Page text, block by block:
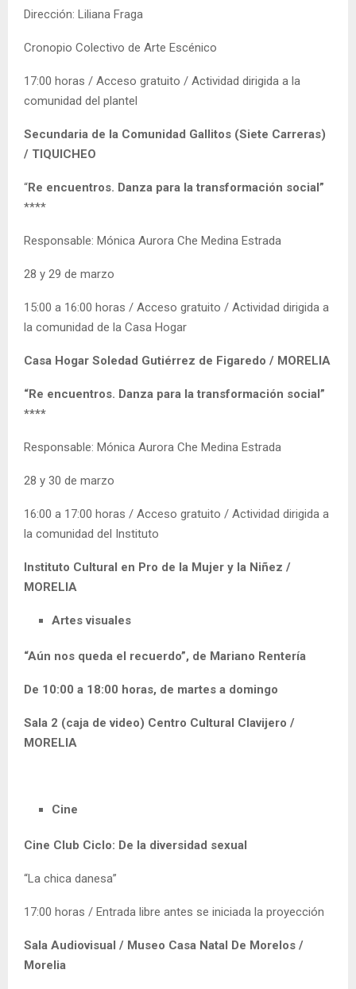
Dirección: Liliana Fraga
Cronopio Colectivo de Arte Escénico
17:00 horas / Acceso gratuito / Actividad dirigida a la
comunidad del plantel
Secundaria de la Comunidad Gallitos (Siete Carreras)
/ TIQUICHEO
“Re encuentros. Danza para la transformación social”
****
Responsable: Mónica Aurora Che Medina Estrada
28 y 29 de marzo
15:00 a 16:00 horas / Acceso gratuito / Actividad dirigida a
la comunidad de la Casa Hogar
Casa Hogar Soledad Gutiérrez de Figaredo / MORELIA
“Re encuentros. Danza para la transformación social”
****
Responsable: Mónica Aurora Che Medina Estrada
28 y 30 de marzo
16:00 a 17:00 horas / Acceso gratuito / Actividad dirigida a
la comunidad del Instituto
Instituto Cultural en Pro de la Mujer y la Niñez /
MORELIA
Artes visuales
“Aún nos queda el recuerdo”, de Mariano Rentería
De 10:00 a 18:00 horas, de martes a domingo
Sala 2 (caja de video) Centro Cultural Clavijero /
MORELIA
Cine
Cine Club Ciclo: De la diversidad sexual
“La chica danesa”
17:00 horas / Entrada libre antes se iniciada la proyección
Sala Audiovisual / Museo Casa Natal De Morelos /
Morelia